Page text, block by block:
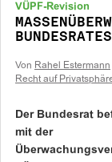
VÜPF-Revision
Von Rahel Estermann
Recht auf
Der Bundesrat
mit der